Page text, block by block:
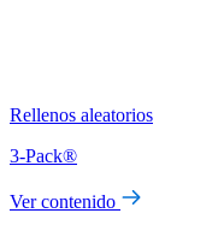
Rellenos aleatorios
3-Pack®
Ver contenido